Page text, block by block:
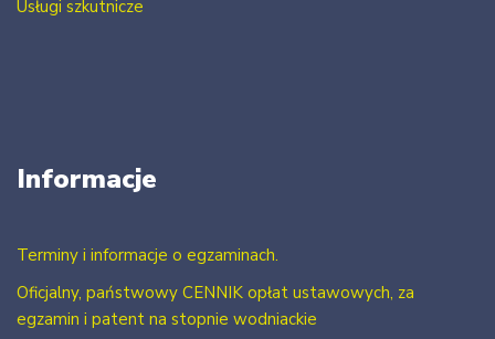
Usługi szkutnicze
Informacje
Terminy i informacje o egzaminach.
Oficjalny, państwowy CENNIK opłat ustawowych, za
egzamin i patent na stopnie wodniackie